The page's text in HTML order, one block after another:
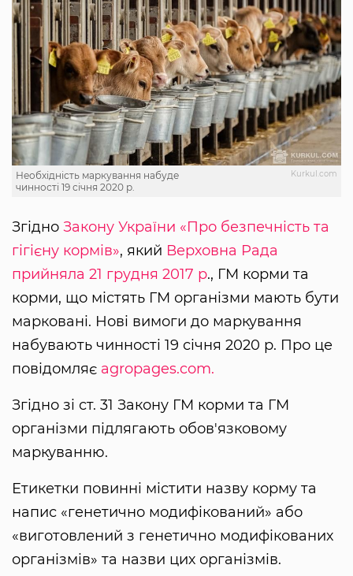
Kurkul.com
Необхідність маркування набуде
чинності 19 січня 2020 р.
Згідно Закону України «Про безпечність та
гігієну кормів», який Верховна Рада
прийняла 21 грудня 2017 р., ГМ корми та
корми, що містять ГМ організми мають бути
марковані. Нові вимоги до маркування
набувають чинності 19 січня 2020 р. Про це
повідомляє agropages.com.
Згідно зі ст. 31 Закону ГМ корми та ГМ
організми підлягають обов'язковому
маркуванню.
Етикетки повинні містити назву корму та
напис «генетично модифікований» або
«виготовлений з генетично модифікованих
організмів» та назви цих організмів.